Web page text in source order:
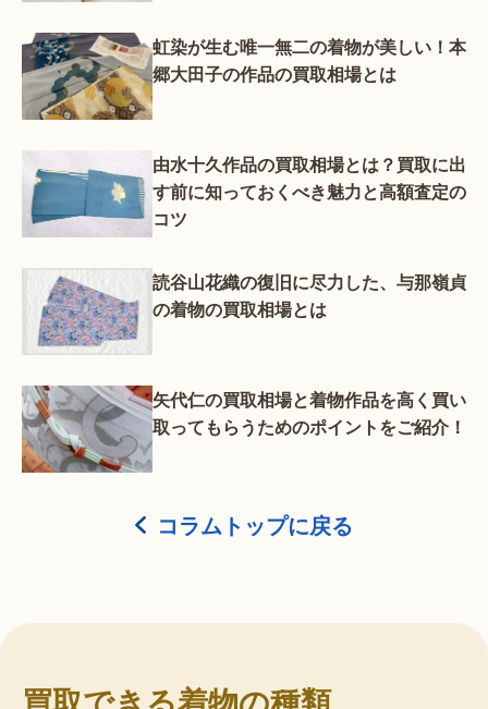
虹染が生む唯一無二の着物が美しい！本
郷大田子の作品の買取相場とは
由水十久作品の買取相場とは？買取に出
す前に知っておくべき魅力と高額査定の
コツ
読谷山花織の復旧に尽力した、与那嶺貞
の着物の買取相場とは
矢代仁の買取相場と着物作品を高く買い
取ってもらうためのポイントをご紹介！
コラムトップに戻る